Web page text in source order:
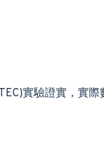
實驗證實，實際